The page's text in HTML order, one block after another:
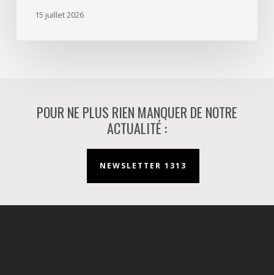
15 juillet 2026
POUR NE PLUS RIEN MANQUER DE NOTRE
ACTUALITÉ :
NEWSLETTER 1313